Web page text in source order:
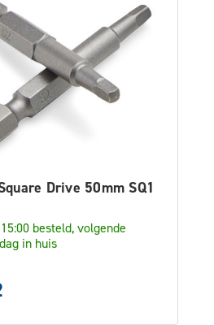
Drive 50mm SQ1
besteld, volgende
in huis